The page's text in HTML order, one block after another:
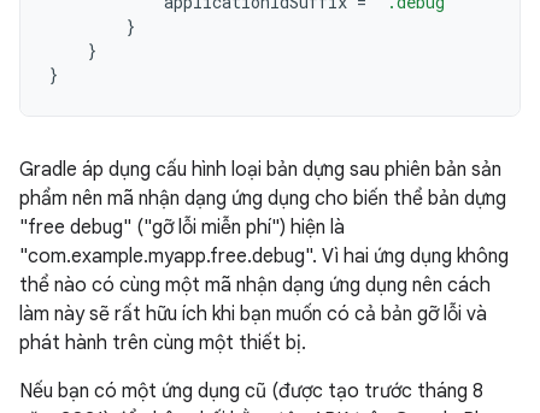
}
}
}
Gradle áp dụng cấu hình loại bản dựng sau phiên bản sản
phẩm nên mã nhận dạng ứng dụng cho biến thể bản dựng
"free debug" ("gỡ lỗi miễn phí") hiện là
"com.example.myapp.free.debug". Vì hai ứng dụng không
thể nào có cùng một mã nhận dạng ứng dụng nên cách
làm này sẽ rất hữu ích khi bạn muốn có cả bản gỡ lỗi và
phát hành trên cùng một thiết bị.
Nếu bạn có một ứng dụng cũ (được tạo trước tháng 8